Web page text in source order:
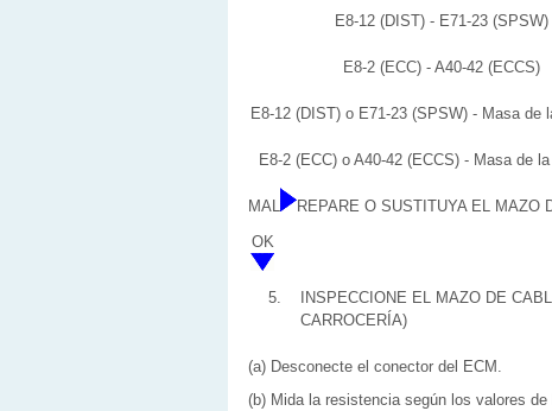
E8-12 (DIST) - E71-23 (SPSW)
E8-2 (ECC) - A40-42 (ECCS)
E8-12 (DIST) o E71-23 (SPSW) - Masa de
E8-2 (ECC) o A40-42 (ECCS) - Masa de
MAL
REPARE O SUSTITUYA EL MAZO
OK
5.
INSPECCIONE EL MAZO DE
CARROCERÍA)
(a) Desconecte el conector del ECM.
(b) Mida la resistencia según los valores